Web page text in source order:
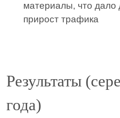
материалы, что дало
прирост трафика
Результаты
года)